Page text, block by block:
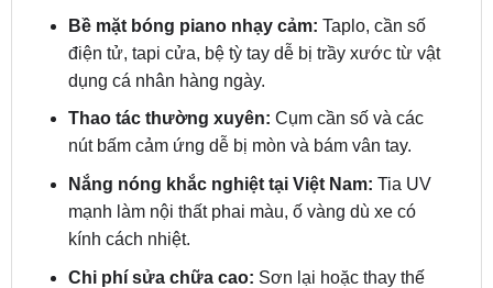
Bề mặt bóng piano nhạy cảm: Taplo, cần số
điện tử, tapi cửa, bệ tỳ tay dễ bị trầy xước từ vật
dụng cá nhân hàng ngày.
Thao tác thường xuyên: Cụm cần số và các
nút bấm cảm ứng dễ bị mòn và bám vân tay.
Nắng nóng khắc nghiệt tại Việt Nam: Tia UV
mạnh làm nội thất phai màu, ố vàng dù xe có
kính cách nhiệt.
Chi phí sửa chữa cao: Sơn lại hoặc thay thế